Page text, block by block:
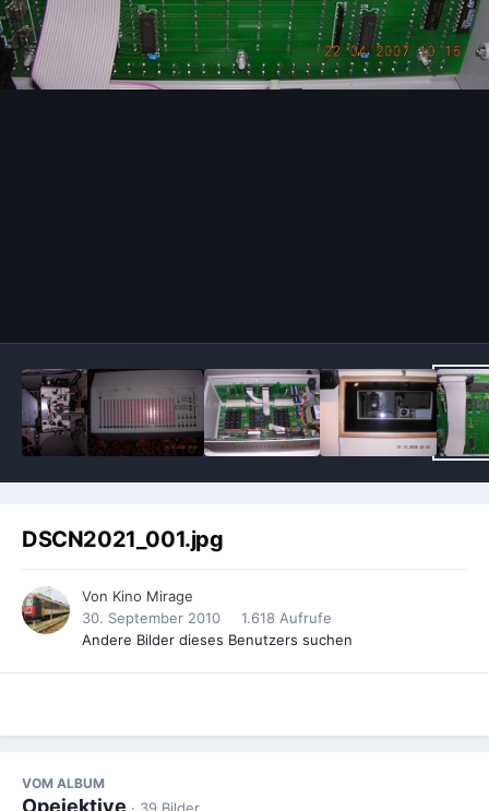
DSCN2021_001.jpg
Von Kino Mirage
30. September 2010
1.618 Aufrufe
Andere Bilder dieses Benutzers suchen
VOM ALBUM
Opejektive